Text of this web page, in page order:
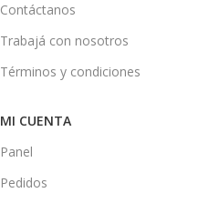
Contáctanos
Trabajá con nosotros
Términos y condiciones
MI CUENTA
Panel
Pedidos